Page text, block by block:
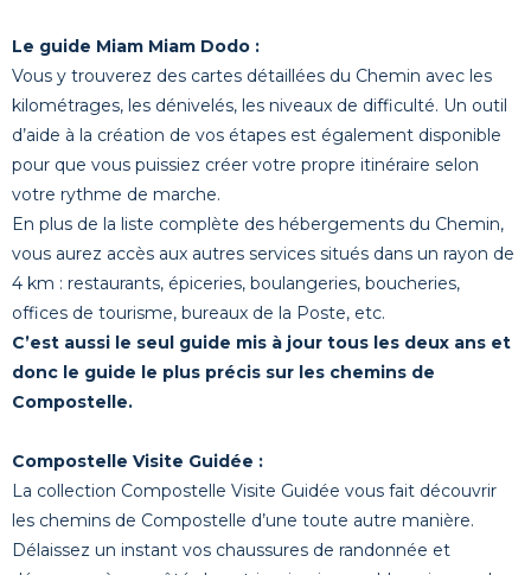
Le guide Miam Miam Dodo :
Vous y trouverez des cartes détaillées du Chemin avec les
kilométrages, les dénivelés, les niveaux de difficulté. Un outil
d’aide à la création de vos étapes est également disponible
pour que vous puissiez créer votre propre itinéraire selon
votre rythme de marche.
En plus de la liste complète des hébergements du Chemin,
vous aurez accès aux autres services situés dans un rayon de
4 km : restaurants, épiceries, boulangeries, boucheries,
offices de tourisme, bureaux de la Poste, etc.
C’est aussi le seul guide mis à jour tous les deux ans et
donc le guide le plus précis sur les chemins de
Compostelle.
Compostelle Visite Guidée :
La collection Compostelle Visite Guidée vous fait découvrir
les chemins de Compostelle d’une toute autre manière.
Délaissez un instant vos chaussures de randonnée et